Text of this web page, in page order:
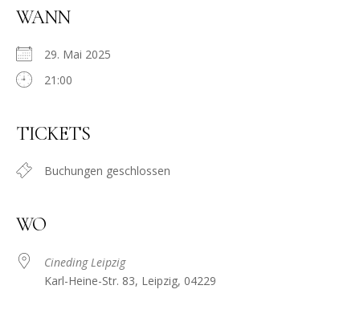
WANN
29. Mai 2025
21:00
TICKETS
Buchungen geschlossen
WO
Cineding Leipzig
Karl-Heine-Str. 83, Leipzig, 04229